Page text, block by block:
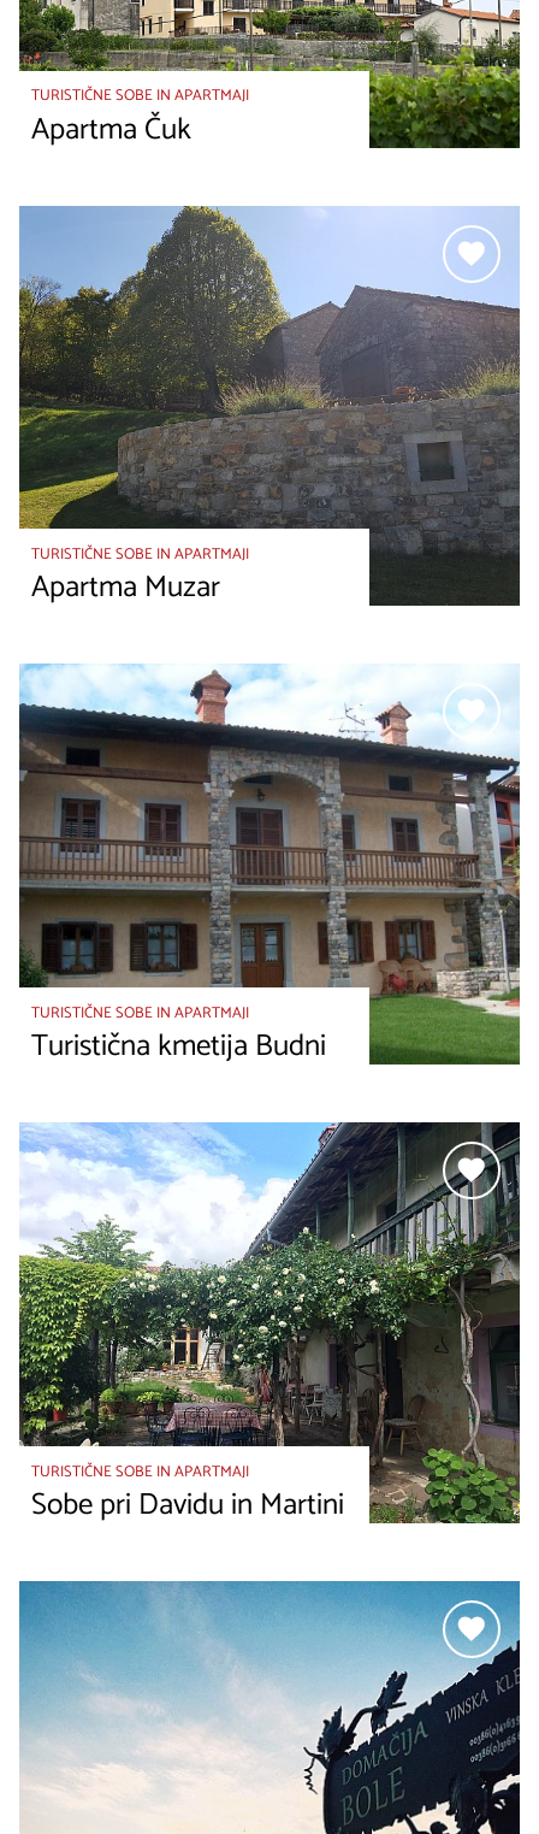
TURISTIČNE SOBE IN APARTMAJI
Apartma Čuk
TURISTIČNE SOBE IN APARTMAJI
Apartma Muzar
TURISTIČNE SOBE IN APARTMAJI
Turistična kmetija Budni
TURISTIČNE SOBE IN APARTMAJI
Sobe pri Davidu in Martini